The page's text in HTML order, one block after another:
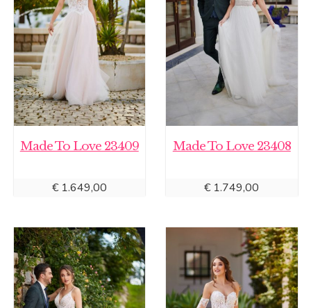
Made To Love 23409
€1.649,00
Made To Love 23408
€1.749,00